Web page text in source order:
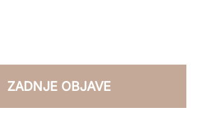
ZADNJE OBJAVE